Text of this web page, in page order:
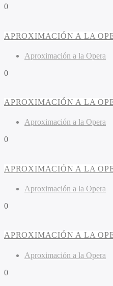
0
APROXIMACIÓN A LA
Aproximación a la Opera
0
APROXIMACIÓN A LA
Aproximación a la Opera
0
APROXIMACIÓN A LA
Aproximación a la Opera
0
APROXIMACIÓN A LA
Aproximación a la Opera
0